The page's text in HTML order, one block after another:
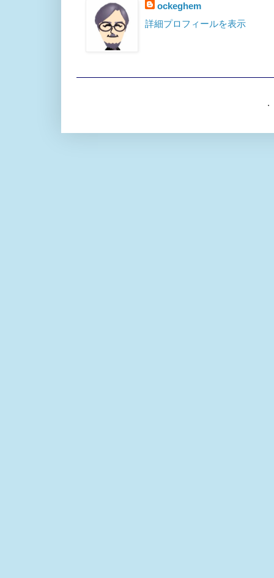
ockeghem
詳細プロフィールを表示
. 「シ